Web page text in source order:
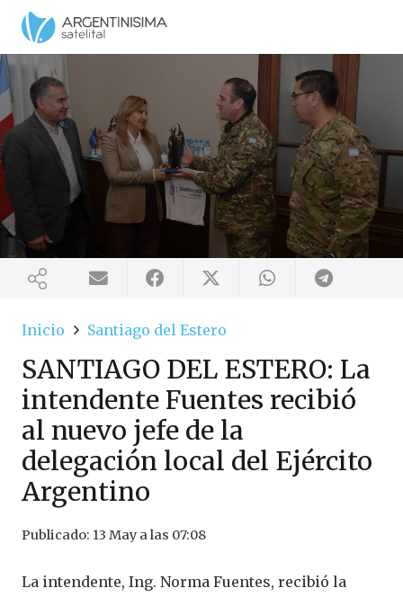
Inicio Santiago del Estero
SANTIAGO DEL ESTERO: La
intendente Fuentes recibió
al nuevo jefe de la
delegación local del Ejército
Argentino
Publicado: 13 May a las 07:08
La intendente, Ing. Norma Fuentes, recibió la